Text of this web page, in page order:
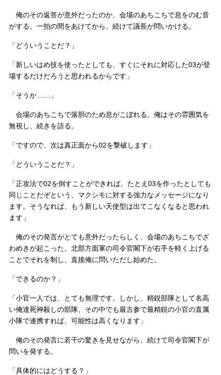
俺のその返答が意外だったのか、会場のあちこちで息をのむ音
がする。一拍の間をあけてから、続けて議長が問いかける。
「どういうことだ？」
「新しいはめ技を使ったとしても、すぐにそれに対応した03が登
場するだけだろうと思われるからです」
「そうか……」
会場のあちこちで落胆のため息がこぼれる。俺はその雰囲気を
無視し、続きを語る。
「ですので、次は真正面から02を撃破します」
「どういうことだ？」
「正攻法で02を倒すことができれば、たとえ03を作ったとしても
同じことだぞという、マクシモに対する強力なメッセージになり
ます。そうなれば、もう新しい天使型は出てこなくなると思われ
ます」
俺のその発言がとても意外だったらしく、会場のあちこちでざ
わめきが起こった。北部方面軍の司令官閣下が右手を軽く上げる
ことでそれを制し、直接俺に問いただし始めた。
「できるのか？」
「小官一人では、とても無理です。しかし、精鋭部隊として名高
い俺達死神殺しの部隊、その中でも最古参で最精鋭の小官の直属
小隊で連携すれば、可能性は高くなります」
俺のその発言に若干の驚きを見せながら、続けて司令官閣下が
問いを発する。
「具体的にはどうする？」